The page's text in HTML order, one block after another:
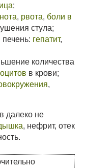
;
, рвота, боли в
стула;
гепатит,
количества
в крови;
,
далеко не
, нефрит, отек